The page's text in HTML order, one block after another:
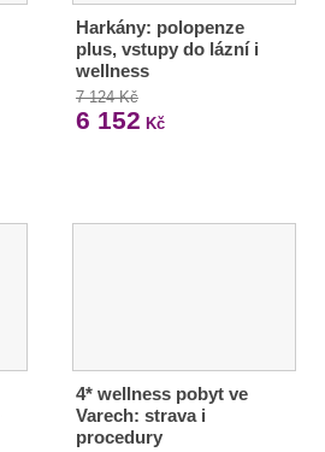
Harkány: polopenze
plus, vstupy do lázní i
wellness
7 124 Kč
6 152 Kč
4* wellness pobyt ve
Varech: strava i
procedury